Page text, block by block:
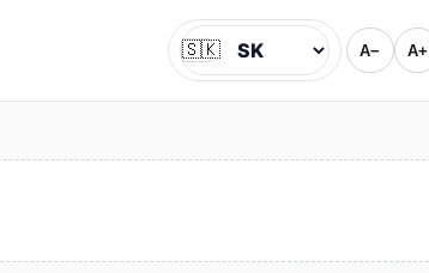
Jazyk
🇸🇰 A− A+